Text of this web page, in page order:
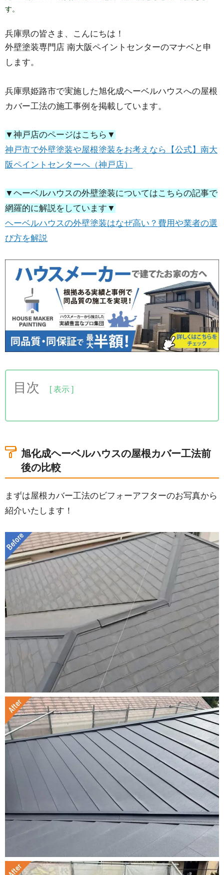
す。
兵庫県の皆さま、こんにちは！
外壁塗装専門店 南大阪ペイントセンターのマナベと申
します。
兵庫県姫路市で実施した旭化成ヘーベルハウスへの屋根
カバー工法の施工事例を掲載しています。
▼神戸店のページはこちら▼
神戸市で外壁塗装や屋根塗装をお考えなら【公式】南大
阪ペイントセンターへ（神戸店）
▼ヘーベルハウスの外壁塗装についてはこちらの記事で
網羅的に解説をしています▼
ヘーベルハウスの外壁塗装はなぜ高い？費用や業者の選
び方を解説
目次
1.旭化成ヘーベルハウスの屋根カバー工法前後の比
2.旭化成ヘーベルハウスの建物全体の調査
3.屋根カバー工法の施工内容
4.兵庫県姫路市の旭化成ヘーベルハウスの工事完工
5.その他の屋根カバー工法の事例
旭化成ヘーベルハウスの屋根カバー工法前
後の比較
まずは屋根カバー工法のビフォーアフターのお写真から
紹介いたします！